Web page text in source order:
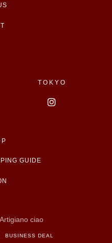
TOKYO
GUIDE
ciao
BUSINESS DEAL